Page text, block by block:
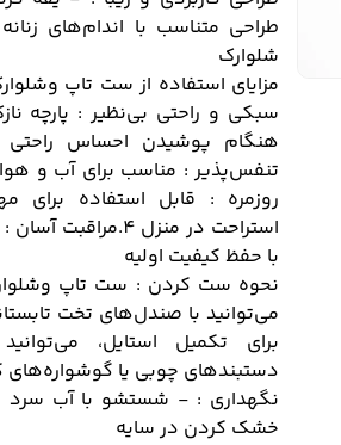
طراحی متناسب با اندام‌های
شلوارک
سبکی و راحتی بی‌نظیر :
روزمره : قابل استفاده برای
استراحت در منزل
با حفظ کیفیت اولیه
می‌توانید با صندل‌های تخت
برای تکمیل استایل،
دستبندهای چوبی یا گوشواره‌های
نگهداری : - شستشو با آب سرد
خشک کردن در سایه